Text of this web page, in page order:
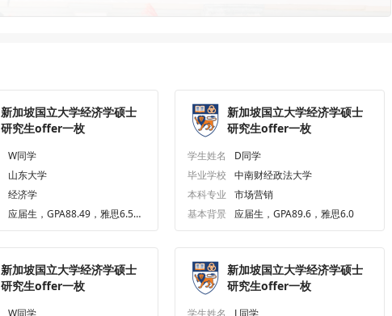
新加坡国立大学经济学硕士
研究生offer一枚
W同学
山东大学
经济学
应届生，GPA88.49，雅思6.5、
新加坡国立大学经济学硕士
研究生offer一枚
学生姓名
D同学
毕业学校
中南财经政法大学
本科专业
市场营销
基本背景
应届生，GPA89.6，雅思6.0
新加坡国立大学经济学硕士
研究生offer一枚
新加坡国立大学经济学硕士
研究生offer一枚